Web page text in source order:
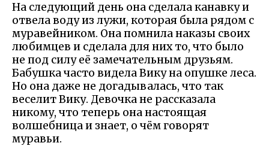
На следующий день она сделала канавку и
отвела воду из лужи, которая была рядом с
муравейником. Она помнила наказы своих
любимцев и сделала для них то, что было
не под силу её замечательным друзьям.
Бабушка часто видела Вику на опушке леса.
Но она даже не догадывалась, что так
веселит Вику. Девочка не рассказала
никому, что теперь она настоящая
волшебница и знает, о чём говорят
муравьи.